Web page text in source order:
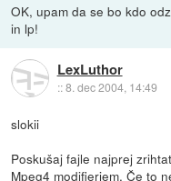
OK, upam da se bo kdo
in lp!
LexLuthor
::8. dec 2004, 14:49
slokii
Poskušaj fajle najprej
Mpeg4 modifierjem. Če to